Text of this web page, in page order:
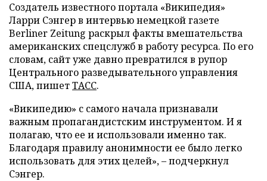
Создатель известного портала «Википедия»
Ларри Сэнгер в интервью немецкой газете
Berliner Zeitung раскрыл факты вмешательства
американских спецслужб в работу ресурса. По его
словам, сайт уже давно превратился в рупор
Центрального разведывательного управления
США, пишетТАСС.
«Википедию» с самого начала признавали
важным пропагандистским инструментом. И я
полагаю, что ее и использовали именно так.
Благодаря правилу анонимности ее было легко
использовать для этих целей», – подчеркнул
Сэнгер.